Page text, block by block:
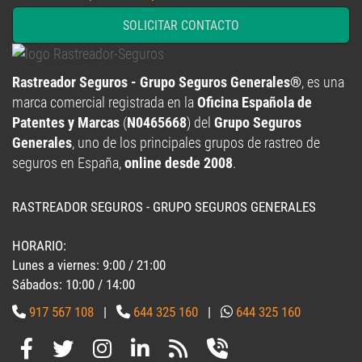
Rastreador Seguros - Grupo Seguros Generales®
marca comercial registrada en laOficina Española de
Patentes y Marcas(N0465668) delGrupo Seguros
Generales, uno de los principales grupos de rastreo de
seguros en España,online desde 2008.
Lunes a viernes: 9:00 / 21:00
Sábados: 10:00 / 14:00
917 567 108| 644 325 160
Quienes Somos | Nota Legal | Contactar